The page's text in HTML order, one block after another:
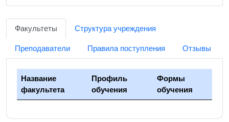
Факультеты
Структура учреждения
Преподаватели
Правила поступления Отзывы
Название
факультета
Профиль
обучения
Формы
обучения